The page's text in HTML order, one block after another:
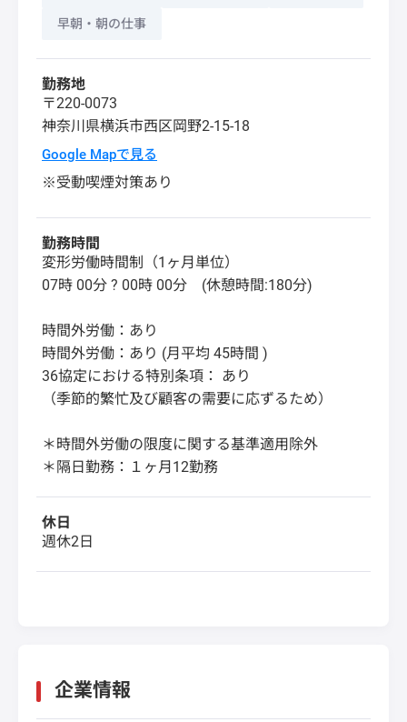
早朝・朝の仕事
勤務地
〒220-0073
神奈川県横浜市西区岡野2-15-18
Google Mapで見る
※受動喫煙対策あり
勤務時間
変形労働時間制（1ヶ月単位）
07時 00分 ? 00時 00分 (休憩時間:180分)
時間外労働：あり
時間外労働：あり (月平均 45時間 )
36協定における特別条項： あり
（季節的繁忙及び顧客の需要に応ずるため）
＊時間外労働の限度に関する基準適用除外
＊隔日勤務：１ヶ月12勤務
休日
週休2日
企業情報